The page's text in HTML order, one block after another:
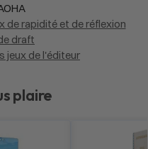
de rapidité et de réflexion
draft
jeux de l'éditeur
plaire